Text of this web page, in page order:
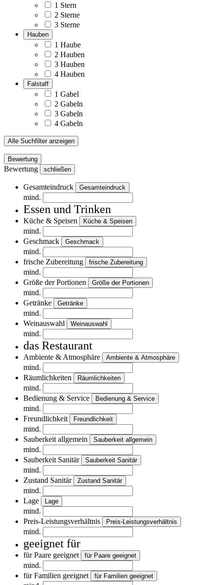
1 Stern
2 Sterne
3 Sterne
Hauben
1 Haube
2 Hauben
3 Hauben
4 Hauben
Falstaff
1 Gabel
2 Gabeln
3 Gabeln
4 Gabeln
Alle Suchfilter anzeigen
Bewertung
Bewertung schließen
Gesamteindruck Gesamteindruck
mind.
Essen und Trinken
Küche & Speisen Küche & Speisen
mind.
Geschmack
Geschmack
mind.
frische Zubereitung
frische Zubereitung
mind.
Größe der Portionen
Größe der Portionen
mind.
Getränke
Getränke
mind.
Weinauswahl
Weinauswahl
mind.
das Restaurant
Ambiente & Atmosphäre Ambiente & Atmosphäre
mind.
Räumlichkeiten
Räumlichkeiten
mind.
Bedienung & Service
Bedienung & Service
mind.
Freundlichkeit
Freundlichkeit
mind.
Sauberkeit allgemein
Sauberkeit allgemein
mind.
Sauberkeit Sanitär
Sauberkeit Sanitär
mind.
Zustand Sanitär
Zustand Sanitär
mind.
Lage
Lage
mind.
Preis-Leistungsverhältnis
Preis-Leistungsverhältnis
mind.
geeignet für
für Paare geeignet für Paare geeignet
mind.
für Familien geeignet
für Familien geeignet